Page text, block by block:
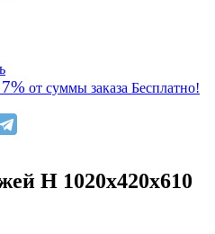
7% от суммы заказа Бесплатно!
Н 1020х420х610